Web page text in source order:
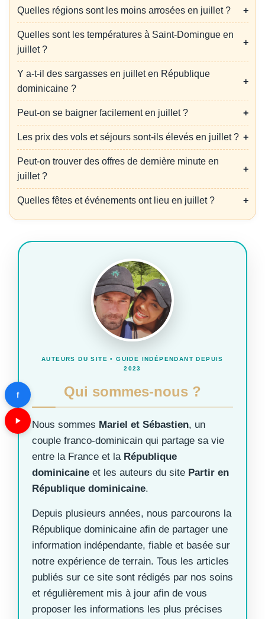
Quelles régions sont les moins arrosées en juillet ?
Quelles sont les températures à Saint-Domingue en
juillet ?
Y a-t-il des sargasses en juillet en République
dominicaine ?
Peut-on se baigner facilement en juillet ?
Les prix des vols et séjours sont-ils élevés en juillet ?
Peut-on trouver des offres de dernière minute en
juillet ?
Quelles fêtes et événements ont lieu en juillet ?
AUTEURS DU SITE • GUIDE INDÉPENDANT DEPUIS
2023
Qui sommes-nous ?
Nous sommes Mariel et Sébastien, un
couple franco-dominicain qui partage sa vie
entre la France et la République
dominicaine et les auteurs du site Partir en
République dominicaine.
Depuis plusieurs années, nous parcourons la
République dominicaine afin de partager une
information indépendante, fiable et basée sur
notre expérience de terrain. Tous les articles
publiés sur ce site sont rédigés par nos soins
et régulièrement mis à jour afin de vous
proposer les informations les plus précises
f